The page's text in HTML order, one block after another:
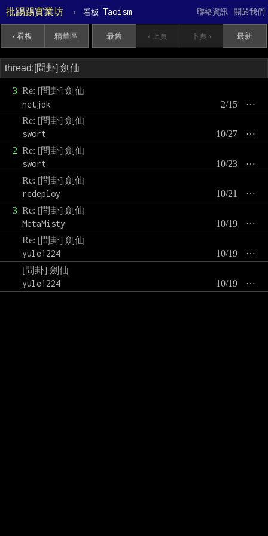
批踢踢實業坊 › 看板 Taoism 關於我們
聯絡資訊
‹ 看板 精華區 最舊 ‹ 上頁 下頁 › 最新
3 Re: [問卦] 劍仙
netjdk
⋯
2/15
Re: [問卦] 劍仙
swort
⋯
10/27
2 Re: [問卦] 劍仙
swort
⋯
10/23
Re: [問卦] 劍仙
redeploy
⋯
10/21
3 Re: [問卦] 劍仙
MetaMisty
⋯
10/19
Re: [問卦] 劍仙
yule1224
⋯
10/19
[問卦] 劍仙
yule1224
⋯
10/19